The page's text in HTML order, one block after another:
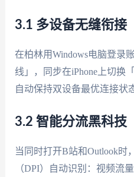
3.1 多设备无缝衔接
在柏林用Windows电脑登录
线」，同步在iPhone上切换
自动保持双设备最优连接状
3.2 智能分流黑科技
当同时打开B站和Outlook时
（DPI）自动识别：视频流